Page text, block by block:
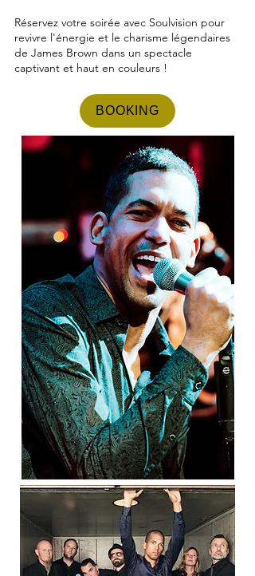
Réservez votre soirée avec Soulvision pour
revivre l'énergie et le charisme légendaires
de James Brown dans un spectacle
captivant et haut en couleurs !
BOOKING